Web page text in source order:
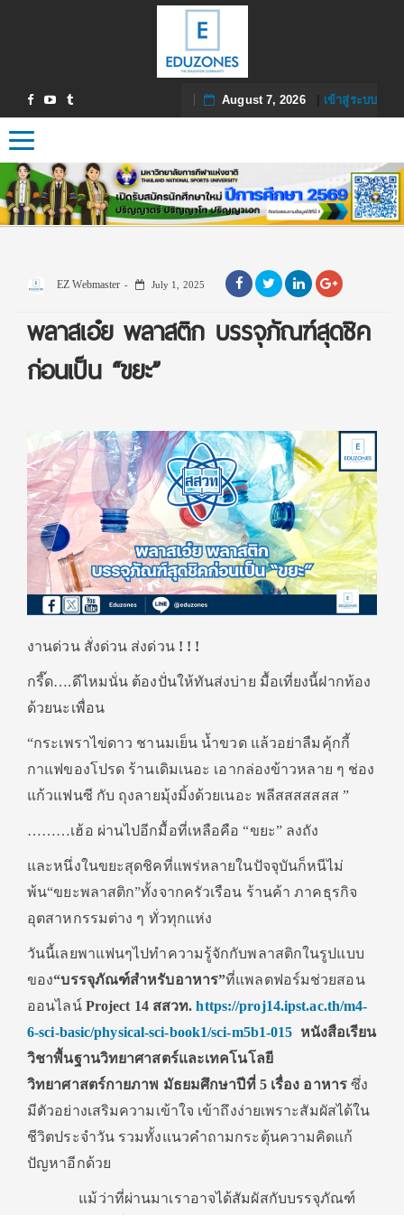
August 7, 2026| เข้าสู่ระบบ
Toggle navigation
EZ Webmaster July 1, 2025
พลาสเอ๋ย พลาสติก บรรจุภัณฑ์สุดชิค
ก่อนเป็น “ขยะ”
งานด่วน สั่งด่วน ส่งด่วน ! ! !
กรี๊ด….ดีไหมนั่น ต้องปั่นให้ทันส่งบ่าย มื้อเที่ยงนี้ฝากท้อง
ด้วยนะเพื่อน
“กระเพราไข่ดาว ชานมเย็น น้ำขวด แล้วอย่าลืมคุ้กกี้
กาแฟของโปรด ร้านเดิมเนอะ เอากล่องข้าวหลาย ๆ ช่อง
แก้วแฟนซี กับ ถุงลายมุ้งมิ้งด้วยเนอะ พลีสสสสสสส ”
………เฮ้อ ผ่านไปอีกมื้อที่เหลือคือ “ขยะ” ลงถัง
และหนึ่งในขยะสุดชิคที่แพร่หลายในปัจจุบันก็หนีไม่
พ้น“ขยะพลาสติก”ทั้งจากครัวเรือน ร้านค้า ภาคธุรกิจ
อุตสาหกรรมต่าง ๆ ทั่วทุกแห่ง
วันนี้เลยพาแฟนๆไปทำความรู้จักกับพลาสติกในรูปแบบ
ของ“บรรจุภัณฑ์สำหรับอาหาร”ที่แพลตฟอร์มช่วยสอน
ออนไลน์ Project 14 สสวท. https://proj14.ipst.ac.th/m4-
6-sci-basic/physical-sci-book1/sci-m5b1-015 หนังสือเรียน
วิชาพื้นฐานวิทยาศาสตร์และเทคโนโลยี
วิทยาศาสตร์กายภาพ มัธยมศึกษาปีที่ 5 เรื่อง อาหารซึ่ง
มีตัวอย่างเสริมความเข้าใจ เข้าถึงง่ายเพราะสัมผัสได้ใน
ชีวิตประจำวัน รวมทั้งแนวคำถามกระตุ้นความคิดแก้
ปัญหาอีกด้วย
แม้ว่าที่ผ่านมาเราอาจได้สัมผัสกับบรรจุภัณฑ์